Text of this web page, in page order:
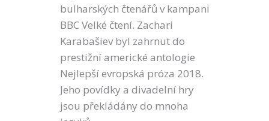
bulharských čtenářů v kampani
BBC Velké čtení. Zachari
Karabašiev byl zahrnut do
prestižní americké antologie
Nejlepší evropská próza 2018.
Jeho povídky a divadelní hry
jsou překládány do mnoha